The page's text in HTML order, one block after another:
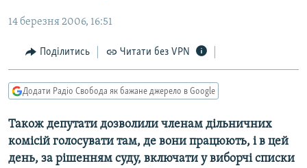
СВІТ
КИТАЙ.ВИКЛИКИ
МУЛЬТИМЕДІА
СПЕЦПРОЄКТИ
ПОДКАСТИ
14 березня 2006, 16:51
Поділитись Читати без VPN
Додати Радіо Свобода як бажане джерело в Google
Також депутати дозволили членам дільничних
комісій голосувати там, де вони працюють, і в цей
день, за рішенням суду, включати у виборчі списки